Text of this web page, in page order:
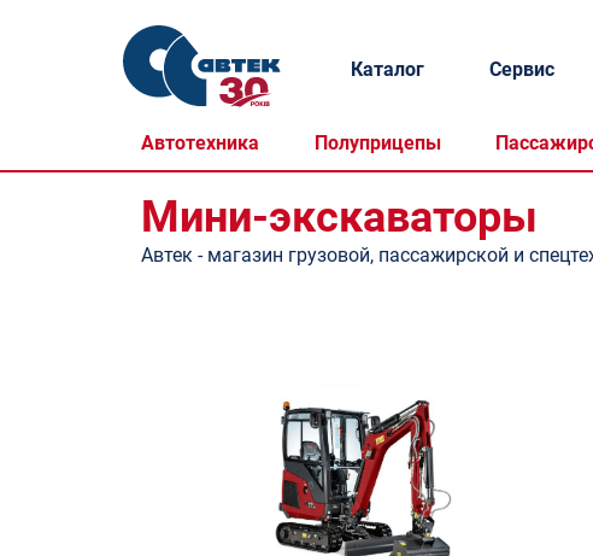
Каталог
Автотехника Полуприцепы
Сервис
Мини-экскаваторы
Автек - магазин грузовой, пассажирской и